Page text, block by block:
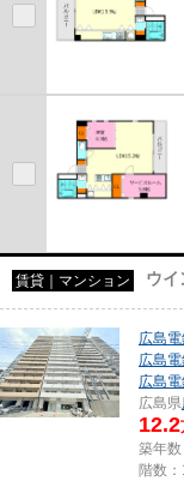
賃貸｜マンション ウイ
広島
広島
広島
広島県
12.2
築年数
階数